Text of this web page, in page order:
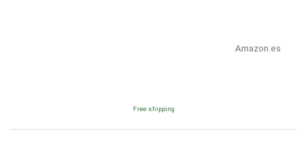
Amazon.es
Free shipping